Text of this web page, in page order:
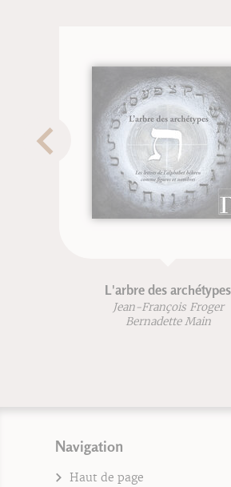
L'arbre des archétypes
Jean-François Froger
Bernadette Main
Navigation
Haut de page